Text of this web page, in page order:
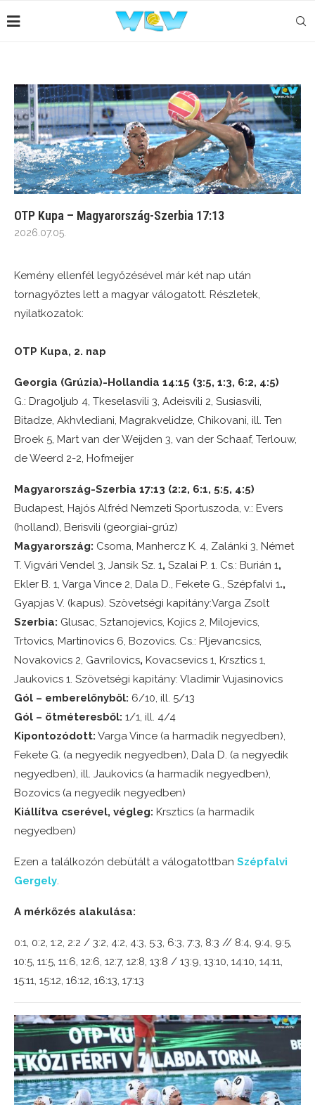
OTP Kupa – Magyarország-Szerbia 17:13
2026.07.05.
Kemény ellenfél legyőzésével már két nap után
tornagyőztes lett a magyar válogatott. Részletek,
nyilatkozatok:
OTP Kupa, 2. nap
Georgia (Grúzia)-Hollandia 14:15 (3:5, 1:3, 6:2, 4:5)
G.: Dragoljub 4, Tkeselasvili 3, Adeisvili 2, Susiasvili,
Bitadze, Akhvlediani, Magrakvelidze, Chikovani, ill. Ten
Broek 5, Mart van der Weijden 3, van der Schaaf, Terlouw,
de Weerd 2-2, Hofmeijer
Magyarország-Szerbia 17:13 (2:2, 6:1, 5:5, 4:5)
Budapest, Hajós Alfréd Nemzeti Sportuszoda, v.: Evers
(holland), Berisvili (georgiai-grúz)
Magyarország: Csoma, Manhercz K. 4, Zalánki 3, Német
T. Vigvári Vendel 3, Jansik Sz. 1, Szalai P. 1. Cs.: Burián 1,
Ekler B. 1, Varga Vince 2, Dala D., Fekete G., Szépfalvi 1.,
Gyapjas V. (kapus). Szövetségi kapitány:Varga Zsolt
Szerbia: Glusac, Sztanojevics, Kojics 2, Milojevics,
Trtovics, Martinovics 6, Bozovics. Cs.: Pljevancsics,
Novakovics 2, Gavrilovics, Kovacsevics 1, Krsztics 1,
Jaukovics 1. Szövetségi kapitány: Vladimir Vujasinovics
Gól – emberelőnyből: 6/10, ill. 5/13
Gól – ötméteresből: 1/1, ill. 4/4
Kipontozódott: Varga Vince (a harmadik negyedben),
Fekete G. (a negyedik negyedben), Dala D. (a negyedik
negyedben), ill. Jaukovics (a harmadik negyedben),
Bozovics (a negyedik negyedben)
Kiállítva cserével, végleg: Krsztics (a harmadik
negyedben)
Ezen a találkozón debütált a válogatottban Szépfalvi
Gergely.
A mérkőzés alakulása:
0:1, 0:2, 1:2, 2:2 / 3:2, 4:2, 4:3, 5:3, 6:3, 7:3, 8:3 // 8:4, 9:4, 9:5,
10:5, 11:5, 11:6, 12:6, 12:7, 12:8, 13:8 / 13:9, 13:10, 14:10, 14:11,
15:11, 15:12, 16:12, 16:13, 17:13